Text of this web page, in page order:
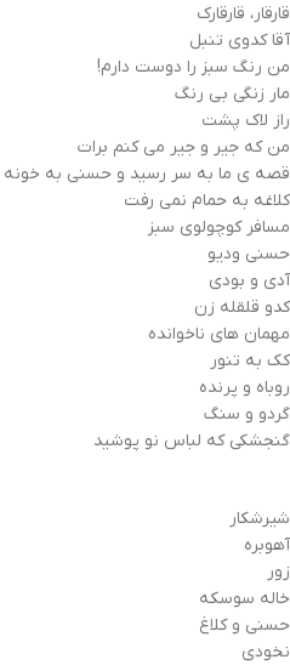
قارقار، قارقارک
آقا کدوی تنبل
من رنگ سبز را دوست دارم!
مار زنگی بی رنگ
راز لاک پشت
من که جیر و جیر می کنم برات
قصه ی ما به سر رسید و حسنی به
کلاغه به حمام نمی رفت
مسافر کوچولوی سبز
حسني وديو
آدی و بودی
کدو قلقله زن
مهمان های ناخوانده
کک به تنور
روباه و پرنده
گردو و سنگ
گنجشکی که لباس نو پوشید
شیرشکار
آهوبره
زور
خاله سوسکه
حسنی و کلاغ
نخودی